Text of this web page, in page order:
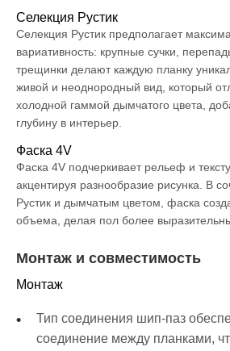
Селекция Рустик
Селекция Рустик предполагает
вариативность: крупные сучки,
трещинки делают каждую планку
живой и неоднородный вид, который
холодной гаммой дымчатого цвета,
глубину в интерьер.
Фаска 4V
Фаска 4V подчеркивает рельеф и
акцентируя разнообразие рисунка. В
Рустик и дымчатым цветом, фаска
объема, делая пол более
Монтаж и совместимость
Монтаж
Тип соединения шип-паз
соединение между планками,